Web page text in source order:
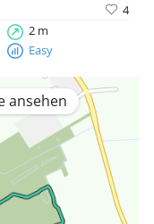
4
2 m
Easy
ansehen